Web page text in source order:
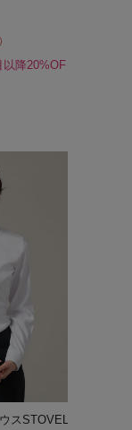
降20%OF
スSTOVEL